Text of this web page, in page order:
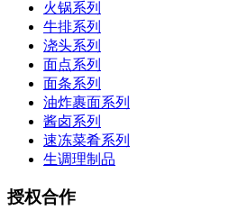
火锅系列
牛排系列
浇头系列
面点系列
面条系列
油炸裹面系列
酱卤系列
速冻菜肴系列
生调理制品
授权合作